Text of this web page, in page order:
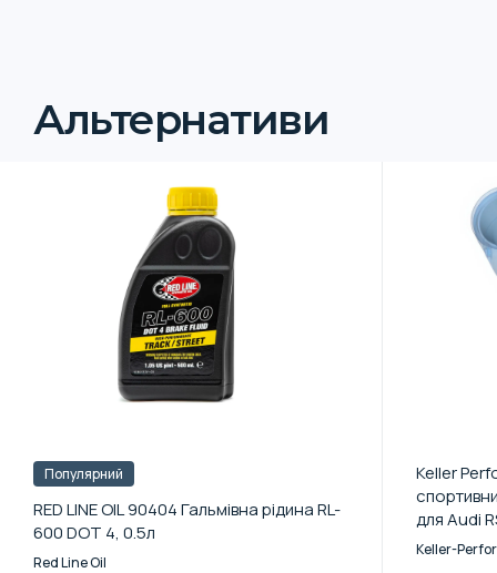
Альтернативи
Популярний
RED LINE OIL 90404 Гальмівна рідина RL-
600 DOT 4, 0.5л
Red Line Oil
Keller
для Audi
Keller-